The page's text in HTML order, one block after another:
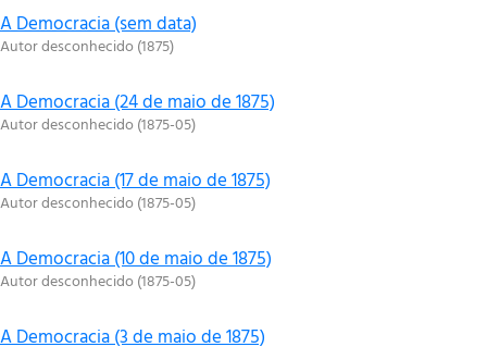
A Democracia (sem data)
Autor desconhecido(1875)
A Democracia (24 de maio de 1875)
Autor desconhecido(1875-05)
A Democracia (17 de maio de 1875)
Autor desconhecido(1875-05)
A Democracia (10 de maio de 1875)
Autor desconhecido(1875-05)
A Democracia (3 de maio de 1875)